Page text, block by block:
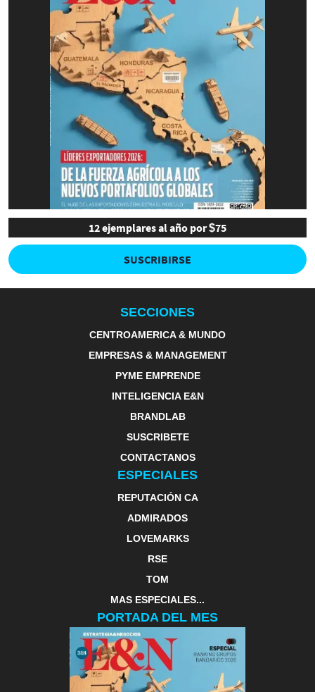
12 ejemplares al año por $75
SUSCRIBIRSE
SECCIONES
CENTROAMERICA & MUNDO
EMPRESAS & MANAGEMENT
PYME EMPRENDE
INTELIGENCIA E&N
BRANDLAB
SUSCRIBETE
CONTACTANOS
ESPECIALES
REPUTACIÓN CA
ADMIRADOS
LOVEMARKS
RSE
TOM
MAS ESPECIALES...
PORTADA DEL MES